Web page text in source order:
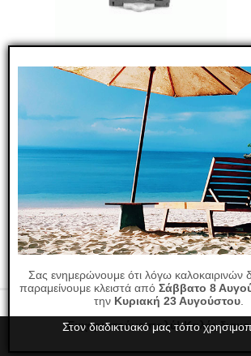
ΒΑΣΗ ΓΙΑ RELAY MK-2C
ΛΥΧΝΙΑΣ 8 ΠΟΔΙΑ
2,90€
Κωδικός είδους:I5PF083A
B. Κωδ.: PF083A
Διαθέσιμο
Αγορά
Στον διαδικτυακό μας τόπο
Σας ενημερώνουμε ότι λόγω καλοκαιρινών
παραμείνουμε κλειστά από Σάββατο 8
την Κυριακή 23 Αυγούστου.
Ευχαριστούμε πολύ! Καλές